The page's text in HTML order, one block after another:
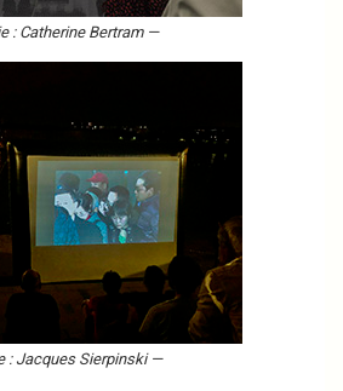
: Catherine Bertram —
: Jacques Sierpinski —